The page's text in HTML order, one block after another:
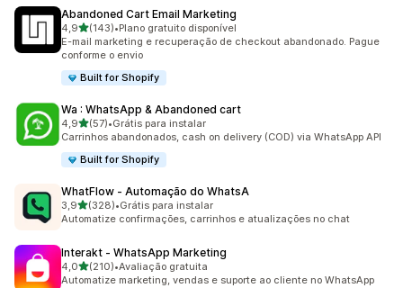
Abandoned Cart Email Marketing
4,9de 5 estrelas
(143)
143 avaliações ao todo
•Plano gratuito disponível
E-mail marketing e recuperação de checkout abandonado. Pague
conforme o envio
Built for Shopify
Wa : WhatsApp & Abandoned cart
4,9de 5 estrelas
(57)
57 avaliações ao todo
•Grátis para instalar
Carrinhos abandonados, cash on delivery (COD) via WhatsApp API
Built for Shopify
WhatFlow ‑ Automação do WhatsA
3,9de 5 estrelas
(328)
328 avaliações ao todo
•Grátis para instalar
Automatize confirmações, carrinhos e atualizações no chat
Interakt ‑ WhatsApp Marketing
4,0de 5 estrelas
(210)
210 avaliações ao todo
•Avaliação gratuita
Automatize marketing, vendas e suporte ao cliente no WhatsApp